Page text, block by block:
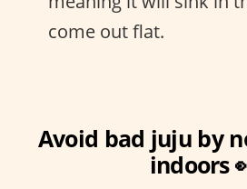
come out flat.
Avoid bad juju by
indoors